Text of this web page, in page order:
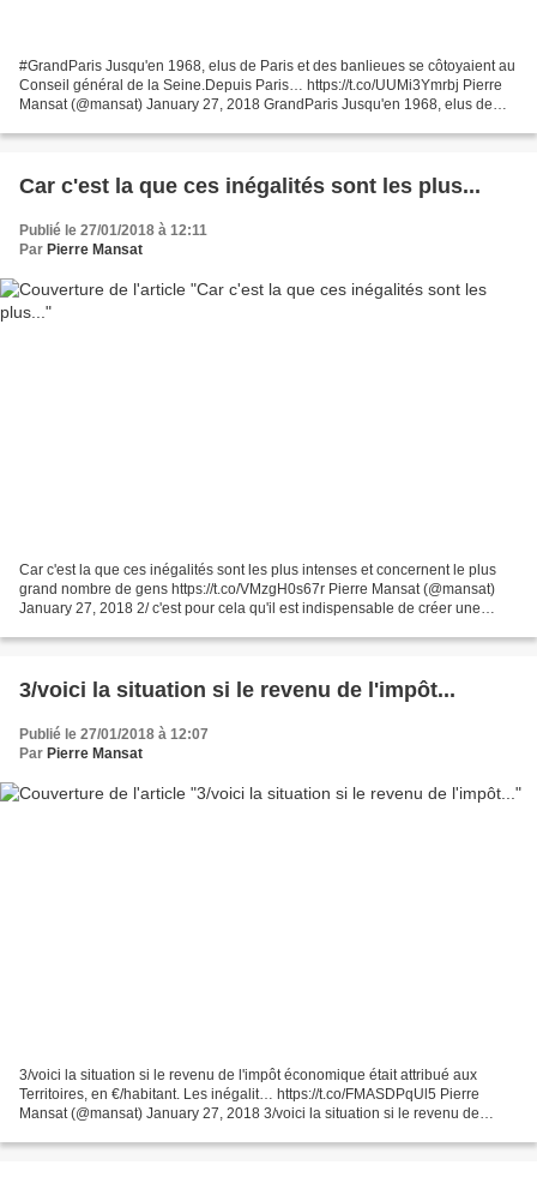
#GrandParis Jusqu'en 1968, elus de Paris et des banlieues se côtoyaient au
Conseil général de la Seine.Depuis Paris… https://t.co/UUMi3Ymrbj Pierre
Mansat (@mansat) January 27, 2018 GrandParis Jusqu'en 1968, elus de
Car c'est la que ces inégalités sont les plus...
Publié le 27/01/2018 à 12:11
Par Pierre Mansat
Car c'est la que ces inégalités sont les plus intenses et concernent le plus
grand nombre de gens https://t.co/VMzgH0s67r Pierre Mansat (@mansat)
January 27, 2018 2/ c'est pour cela qu'il est indispensable de créer une
3/voici la situation si le revenu de l'impôt...
Publié le 27/01/2018 à 12:07
Par Pierre Mansat
3/voici la situation si le revenu de l'impôt économique était attribué aux
Territoires, en €/habitant. Les inégalit… https://t.co/FMASDPqUl5 Pierre
Mansat (@mansat) January 27, 2018 3/voici la situation si le revenu de